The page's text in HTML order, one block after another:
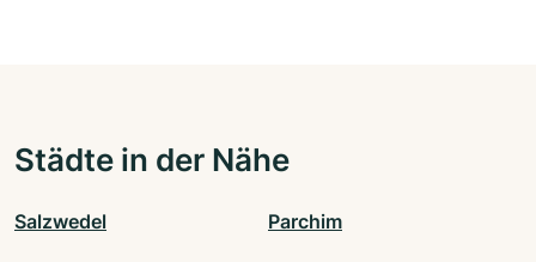
Städte in der Nähe
Salzwedel Parchim